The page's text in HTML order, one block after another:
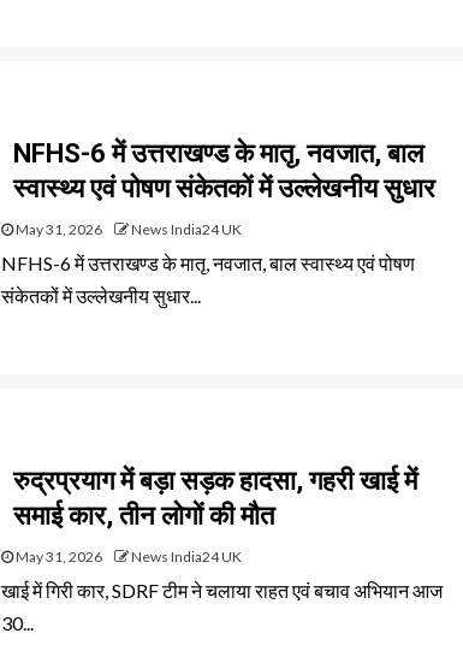
NFHS-6 में उत्तराखण्ड के मातृ, नवजात, बाल
स्वास्थ्य एवं पोषण संकेतकों में उल्लेखनीय सुधार
May 31, 2026 News India24 UK
NFHS-6 में उत्तराखण्ड के मातृ, नवजात, बाल स्वास्थ्य एवं पोषण
संकेतकों में उल्लेखनीय सुधार...
रुद्रप्रयाग में बड़ा सड़क हादसा, गहरी खाई में
समाई कार, तीन लोगों की मौत
May 31, 2026 News India24 UK
खाई में गिरी कार, SDRF टीम ने चलाया राहत एवं बचाव अभियान आज
30...